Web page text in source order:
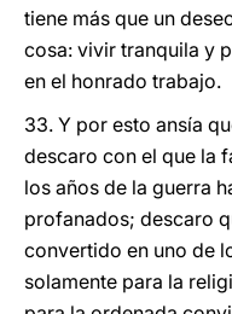
tiene más que un
cosa: vivir tranquila y
en el honrado trabajo.
33. Y por esto ansía
descaro con el que la
los años de la guerra
profanados; descaro
convertido en uno de
solamente para la